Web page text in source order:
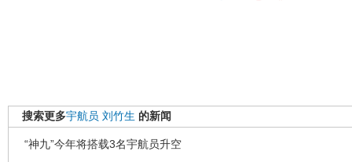
搜索更多宇航员 刘竹生 的新闻
“神九”今年将搭载3名宇航员升空